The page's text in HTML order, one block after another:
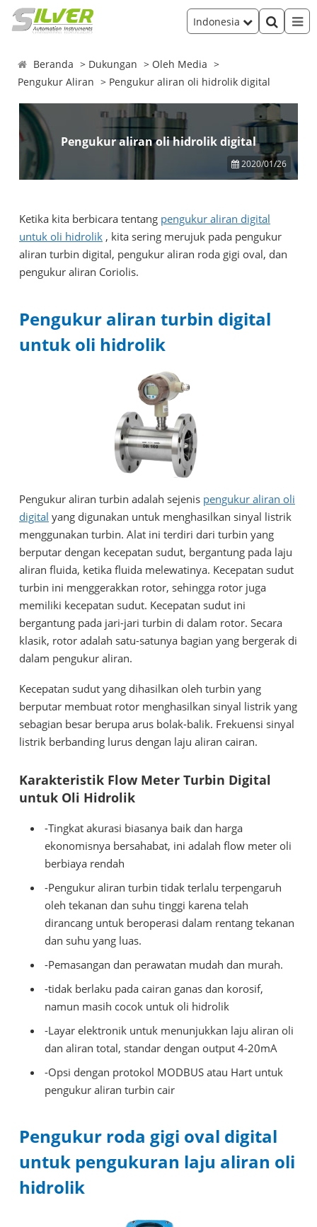
Indonesia
Beranda Dukungan
Oleh Media
Pengukur Aliran
Pengukur aliran oli hidrolik digital
Pengukur aliran oli hidrolik digital
2020/01/26
Ketika kita berbicara tentang pengukur aliran digital
untuk oli hidrolik , kita sering merujuk pada pengukur
aliran turbin digital, pengukur aliran roda gigi oval, dan
pengukur aliran Coriolis.
Pengukur aliran turbin digital
untuk oli hidrolik
Pengukur aliran turbin adalah sejenis pengukur aliran oli
digital yang digunakan untuk menghasilkan sinyal listrik
menggunakan turbin. Alat ini terdiri dari turbin yang
berputar dengan kecepatan sudut, bergantung pada laju
aliran fluida, ketika fluida melewatinya. Kecepatan sudut
turbin ini menggerakkan rotor, sehingga rotor juga
memiliki kecepatan sudut. Kecepatan sudut ini
bergantung pada jari-jari turbin di dalam rotor. Secara
klasik, rotor adalah satu-satunya bagian yang bergerak di
dalam pengukur aliran.
Kecepatan sudut yang dihasilkan oleh turbin yang
berputar membuat rotor menghasilkan sinyal listrik yang
sebagian besar berupa arus bolak-balik. Frekuensi sinyal
listrik berbanding lurus dengan laju aliran cairan.
Karakteristik Flow Meter Turbin Digital
untuk Oli Hidrolik
-Tingkat akurasi biasanya baik dan harga
ekonomisnya bersahabat, ini adalah flow meter oli
berbiaya rendah
-Pengukur aliran turbin tidak terlalu terpengaruh
oleh tekanan dan suhu tinggi karena telah
dirancang untuk beroperasi dalam rentang tekanan
dan suhu yang luas.
-Pemasangan dan perawatan mudah dan murah.
-tidak berlaku pada cairan ganas dan korosif,
namun masih cocok untuk oli hidrolik
-Layar elektronik untuk menunjukkan laju aliran oli
dan aliran total, standar dengan output 4-20mA
-Opsi dengan protokol MODBUS atau Hart untuk
pengukur aliran turbin cair
Pengukur roda gigi oval digital
untuk pengukuran laju aliran oli
hidrolik